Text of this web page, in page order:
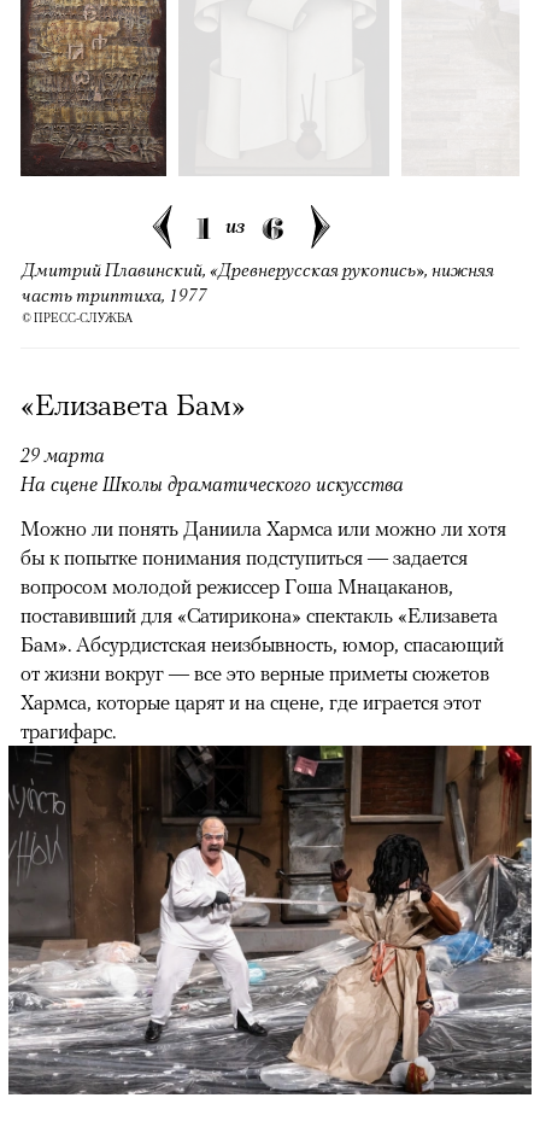
1 из 6
Дмитрий Плавинский, «Древнерусская рукопись», нижняя
часть триптиха, 1977
© ПРЕСС-СЛУЖБА
«Елизавета Бам»
29 марта
На сцене Школы драматического искусства
Можно ли понять Даниила Хармса или можно ли хотя
бы к попытке понимания подступиться — задается
вопросом молодой режиссер Гоша Мнацаканов,
поставивший для «Сатирикона» спектакль «Елизавета
Бам». Абсурдистская неизбывность, юмор, спасающий
от жизни вокруг — все это верные приметы сюжетов
Хармса, которые царят и на сцене, где играется этот
трагифарс.